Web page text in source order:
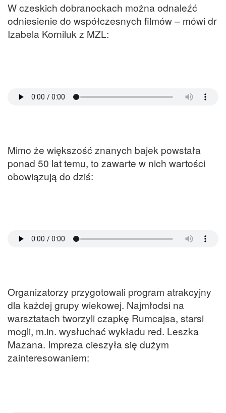
W czeskich dobranockach można odnaleźć
odniesienie do współczesnych filmów – mówi dr
Izabela Korniluk z MZL:
Mimo że większość znanych bajek powstała
ponad 50 lat temu, to zawarte w nich wartości
obowiązują do dziś:
Organizatorzy przygotowali program atrakcyjny
dla każdej grupy wiekowej. Najmłodsi na
warsztatach tworzyli czapkę Rumcajsa, starsi
mogli, m.in. wysłuchać wykładu red. Leszka
Mazana. Impreza cieszyła się dużym
zainteresowaniem: